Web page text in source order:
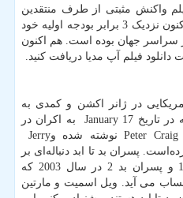
واکنش مثبتی از طرف منتقدین
خود دریافت کرد و فروش خود تاکنون نزدیک 3 برابر بودجه اولیه خود
دلار در سراسر جهان بوده است. هم اکنون
دانلود فیلم آپ مدیا دریافت کنید.
در ژانر اکشن و کمدی به
تاریخ 17 January
به اکران در
Peter Craig نوشته شده وJerry
پسران بد تا ابد دنباله‌ای بر
دو فیلم پسران بد در سال 1995 و پسران بد 2 در سال 2003 که
می آید. ویل اسمیت و مارتین